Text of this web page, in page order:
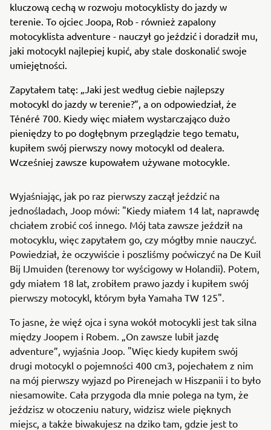
kluczową cechą w rozwoju motocyklisty do jazdy w
terenie. To ojciec Joopa, Rob - również zapalony
motocyklista adventure - nauczył go jeździć i doradził mu,
jaki motocykl najlepiej kupić, aby stale doskonalić swoje
umiejętności.
Zapytałem tatę: „Jaki jest według ciebie najlepszy
motocykl do jazdy w terenie?”, a on odpowiedział, że
Ténéré 700. Kiedy więc miałem wystarczająco dużo
pieniędzy to po dogłębnym przeglądzie tego tematu,
kupiłem swój pierwszy nowy motocykl od dealera.
Wcześniej zawsze kupowałem używane motocykle.
Wyjaśniając, jak po raz pierwszy zaczął jeździć na
jednośladach, Joop mówi: "Kiedy miałem 14 lat, naprawdę
chciałem zrobić coś innego. Mój tata zawsze jeździł na
motocyklu, więc zapytałem go, czy mógłby mnie nauczyć.
Powiedział, że oczywiście i poszliśmy poćwiczyć na De Kuil
Bij IJmuiden (terenowy tor wyścigowy w Holandii). Potem,
gdy miałem 18 lat, zrobiłem prawo jazdy i kupiłem swój
pierwszy motocykl, którym była Yamaha TW 125".
To jasne, że więź ojca i syna wokół motocykli jest tak silna
między Joopem i Robem. „On zawsze lubił jazdę
adventure”, wyjaśnia Joop. "Więc kiedy kupiłem swój
drugi motocykl o pojemności 400 cm3, pojechałem z nim
na mój pierwszy wyjazd po Pirenejach w Hiszpanii i to było
niesamowite. Cała przygoda dla mnie polega na tym, że
jeździsz w otoczeniu natury, widzisz wiele pięknych
miejsc, a także biwakujesz na dziko tam, gdzie jest to